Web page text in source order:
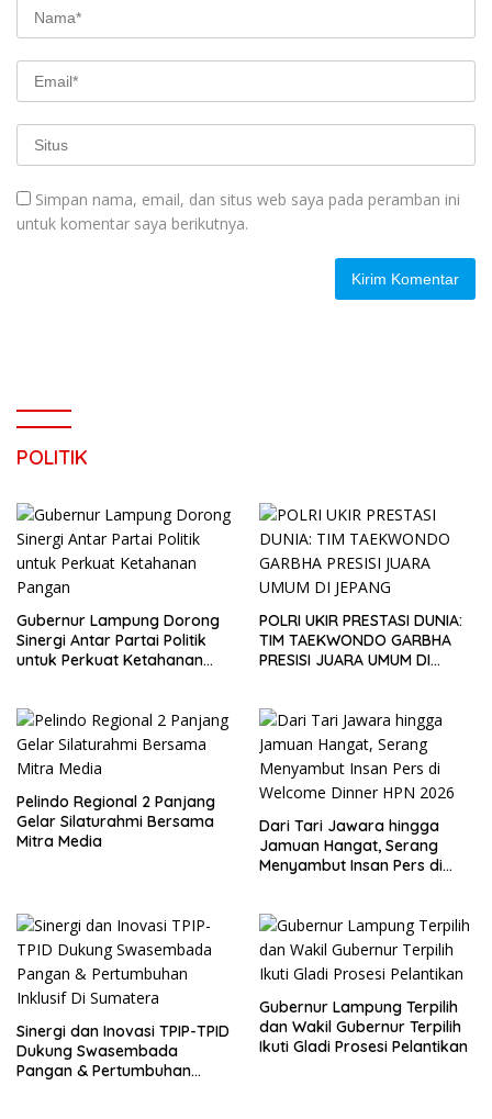
Simpan nama, email, dan situs web saya pada peramban ini
untuk komentar saya berikutnya.
POLITIK
Gubernur Lampung Dorong
Sinergi Antar Partai Politik
untuk Perkuat Ketahanan
POLRI UKIR PRESTASI DUNIA:
TIM TAEKWONDO GARBHA
PRESISI JUARA UMUM DI
Pelindo Regional 2 Panjang
Gelar Silaturahmi Bersama
Mitra Media
Dari Tari Jawara hingga
Jamuan Hangat, Serang
Menyambut Insan Pers di
Sinergi dan Inovasi TPIP-TPID
Dukung Swasembada
Pangan & Pertumbuhan
Gubernur Lampung Terpilih
dan Wakil Gubernur Terpilih
Ikuti Gladi Prosesi Pelantikan